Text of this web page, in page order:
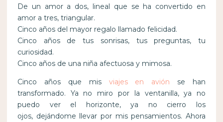
De un amor a dos, lineal que se ha convertido en
amor a tres, triangular.
Cinco años del mayor regalo llamado felicidad.
Cinco años de tus sonrisas, tus preguntas, tu
curiosidad.
Cinco años de una niña afectuosa y mimosa.
Cinco años que mis viajes en avión se han
transformado. Ya no miro por la ventanilla, ya no
puedo ver el horizonte, ya no cierro los
ojos, dejándome llevar por mis pensamientos. Ahora